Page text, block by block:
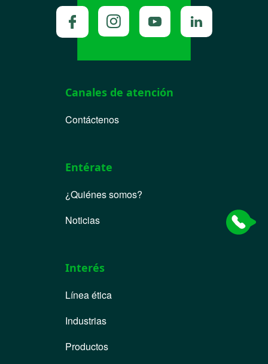
Canales de atención
Contáctenos
Entérate
¿Quiénes somos?
Noticias
Interés
Línea ética
Industrias
Productos